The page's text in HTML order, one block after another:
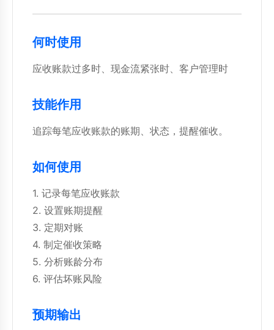
何时使用
应收账款过多时、现金流紧张时、客户管理时
技能作用
追踪每笔应收账款的账期、状态，提醒催收。
如何使用
1. 记录每笔应收账款
2. 设置账期提醒
3. 定期对账
4. 制定催收策略
5. 分析账龄分布
6. 评估坏账风险
预期输出